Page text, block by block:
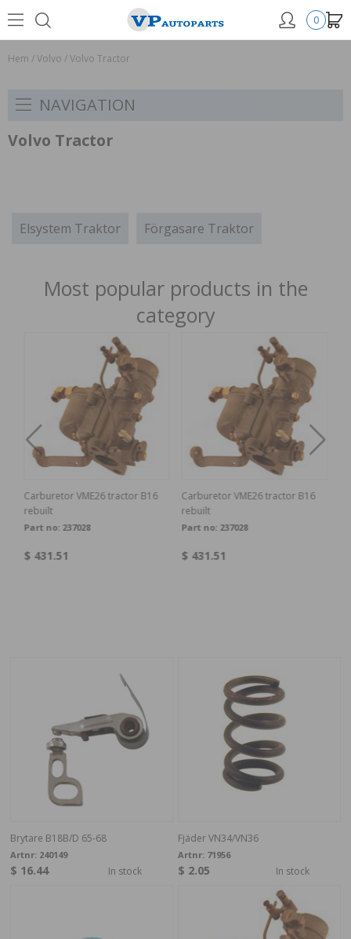
0
Hem /Volvo /Volvo Tractor
NAVIGATION
Volvo Tractor
Elsystem Traktor Förgasare Traktor
Most popular products in the
category
Carburetor VME26 tractor B16
rebuilt
Part no: 237028
$ 431.51
Carburetor VME26 tractor B16
rebuilt
Part no: 237028
$ 431.51
Brytare B18B/D 65-68
Artnr: 240149
$ 16.44 In stock
Fjäder VN34/VN36
Artnr: 71956
$ 2.05 In stock